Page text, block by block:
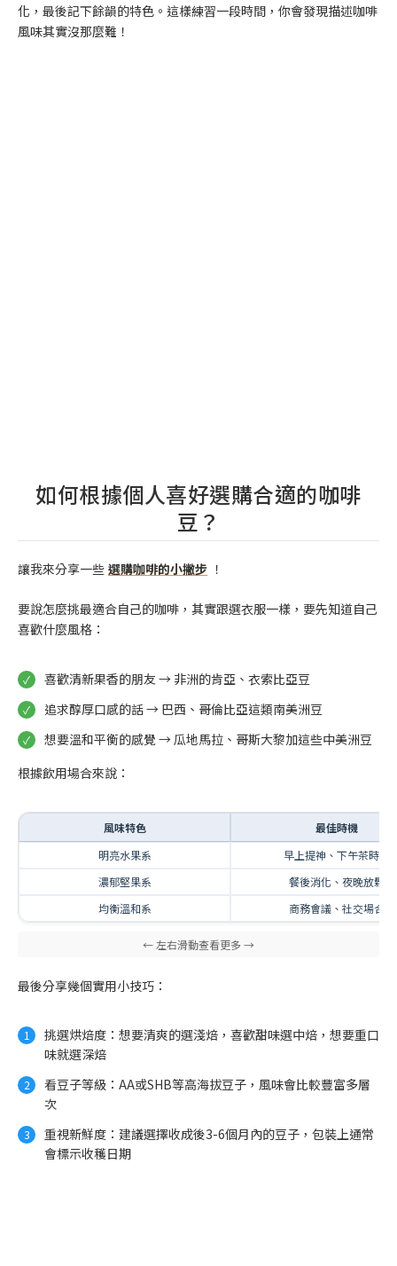
化，最後記下餘韻的特色。這樣練習一段時間，你會發現描述咖啡
風味其實沒那麼難！
如何根據個人喜好選購合適的咖啡
豆？
讓我來分享一些 選購咖啡的小撇步 ！
要說怎麼挑最適合自己的咖啡，其實跟選衣服一樣，要先知道自己
喜歡什麼風格：
喜歡清新果香的朋友 → 非洲的肯亞、衣索比亞豆
追求醇厚口感的話 → 巴西、哥倫比亞這類南美洲豆
想要溫和平衡的感覺 → 瓜地馬拉、哥斯大黎加這些中美洲豆
根據飲用場合來說：
風味特色
最佳時機
明亮水果系
早上提神、下午茶時光
濃郁堅果系
餐後消化、夜晚放鬆
均衡溫和系
商務會議、社交場合
最後分享幾個實用小技巧：
挑選烘焙度：想要清爽的選淺焙，喜歡甜味選中焙，想要重口
味就選深焙
看豆子等級：AA或SHB等高海拔豆子，風味會比較豐富多層
次
重視新鮮度：建議選擇收成後3-6個月內的豆子，包裝上通常
會標示收穫日期